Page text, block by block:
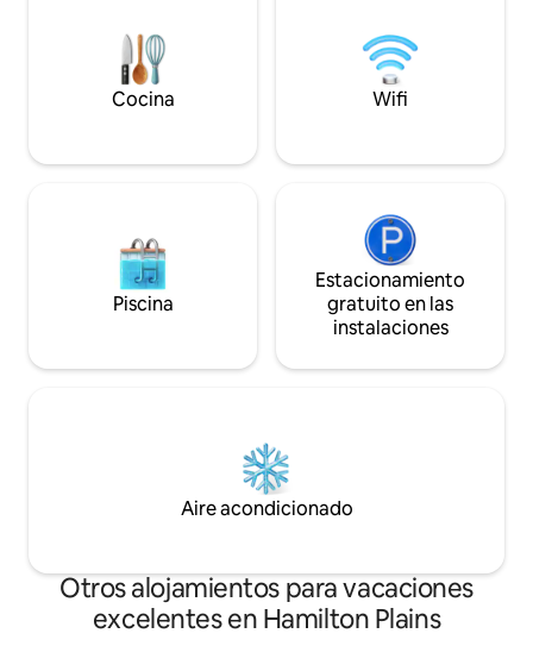
el extremo norte de la casa, se pueden
escuchar algunos sonidos diarios.
Respetamos tu privacidad.
mucho que hacer
vacaciones aquí,
hasta viajes de
Cocina Wifi
Piscina
Estacionamiento
gratuito en las
instalaciones
Aire acondicionado
Otros alojamientos para vacaciones
excelentes en Hamilton Plains